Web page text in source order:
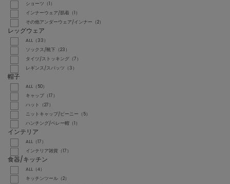
ショーツ（1）
インナーウェア/肌着（1）
その他アンダーウェア/インナー（2）
レッグウェア
ALL（33）
ソックス/靴下（23）
タイツ/ストッキング（7）
レギンス/スパッツ（3）
帽子
ALL（50）
キャップ（17）
ハット（27）
ニットキャップ/ビーニー（5）
ハンチング/ベレー帽（1）
インテリア
ALL（17）
インテリア雑貨（17）
食器/キッチン
ALL（4）
キッチンツール（2）